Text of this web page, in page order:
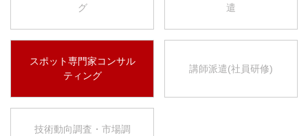
グ
遣
スポット専門家コンサル
ティング
講師派遣(社員研修)
技術動向調査・市場調